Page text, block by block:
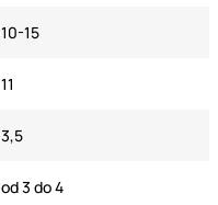
10-15
11
3,5
od 3 do 4